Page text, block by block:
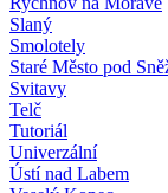
Slaný
Smolotely
Staré Město pod
Svitavy
Telč
Tutoriál
Univerzální
Ústí nad Labem